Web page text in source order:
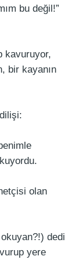
bu değil!”
kavuruyor,
bir kayanın
olan
dedi
yere